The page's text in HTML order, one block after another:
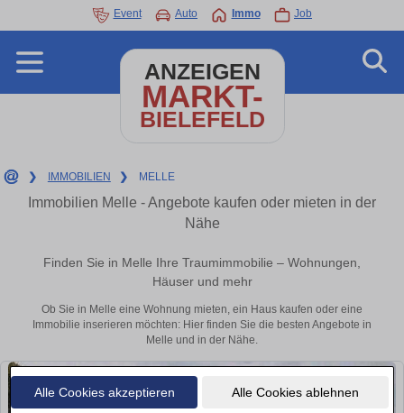
Alle Cookies akzeptieren Alle Cookies ablehnen
Event Auto Immo Job
ANZEIGEN
MARKT-
BIELEFELD
❯ IMMOBILIEN ❯ MELLE
Immobilien Melle - Angebote kaufen oder mieten in der
Nähe
Finden Sie in Melle Ihre Traumimmobilie – Wohnungen,
Häuser und mehr
Ob Sie in Melle eine Wohnung mieten, ein Haus kaufen oder eine
Immobilie inserieren möchten: Hier finden Sie die besten Angebote in
Melle und in der Nähe.